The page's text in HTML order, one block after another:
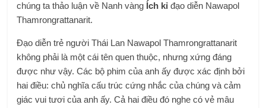
chúng ta thảo luận về Nanh vàng Ích kỉ đạo diễn Nawapol
Thamrongrattanarit.
Đạo diễn trẻ người Thái Lan Nawapol Thamrongrattanarit
không phải là một cái tên quen thuộc, nhưng xứng đáng
được như vậy. Các bộ phim của anh ấy được xác định bởi
hai điều: chủ nghĩa cấu trúc cứng nhắc của chúng và cảm
giác vui tươi của anh ấy. Cả hai điều đó nghe có vẻ mâu